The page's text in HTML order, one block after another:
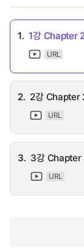
1. 1강 Chapter
URL
2. 2강
URL
3. 3강
URL